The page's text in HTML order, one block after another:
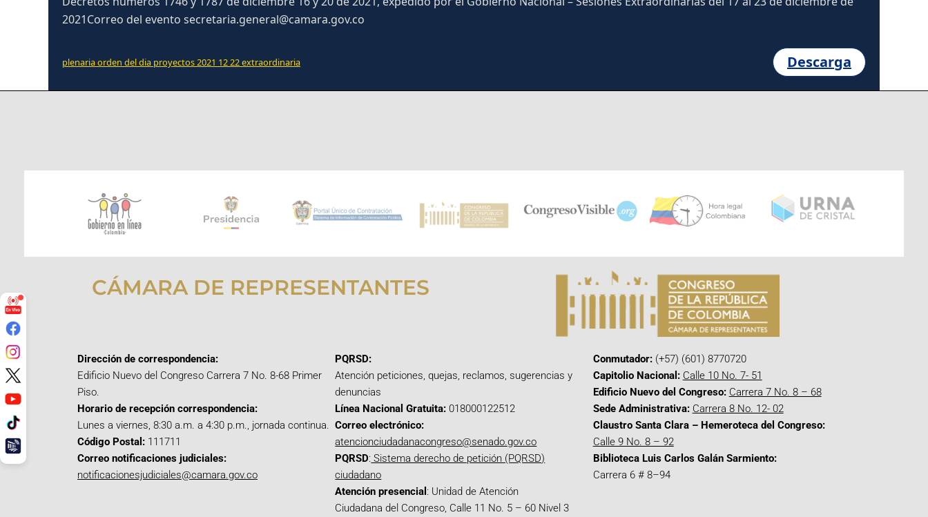
2021Correo del evento secretaria.general@camara.gov.co
plenaria orden del dia proyectos 2021 12 22 extraordinaria Descarga
CÁMARA DE REPRESENTANTES
Dirección de correspondencia:
Edificio Nuevo del Congreso Carrera 7 No. 8-68 Primer
Piso.
Horario de recepción correspondencia:
Lunes a viernes, 8:30 a.m. a 4:30 p.m., jornada continua.
Código Postal: 111711
Correo notificaciones judiciales:
notificacionesjudiciales@camara.gov.co
PQRSD:
Atención peticiones, quejas, reclamos, sugerencias y
denuncias
Línea Nacional Gratuita: 018000122512
Correo electrónico:
atencionciudadanacongreso@senado.gov.co
PQRSD: Sistema derecho de petición (PQRSD)
ciudadano
Atención presencial : Unidad de Atención
Ciudadana del Congreso, Calle 11 No. 5 – 60 Nivel 3
Conmutador:(+57) (601) 8770720
Capitolio Nacional: Calle 10 No. 7- 51
Edificio Nuevo del Congreso: Carrera 7 No. 8 – 68
Sede Administrativa: Carrera 8 No. 12- 02
Claustro Santa Clara – Hemeroteca del Congreso:
Calle 9 No. 8 – 92
Biblioteca Luis Carlos Galán Sarmiento:
Carrera 6 # 8–94